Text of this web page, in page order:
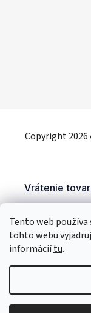
Tento web
tohto webu
informáciítu.
Copyright 2026